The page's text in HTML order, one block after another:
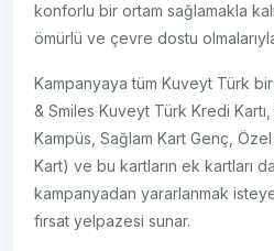
konforlu bir ortam sağlamakla
ömürlü ve çevre dostu
Kampanyaya tüm Kuveyt Türk
& Smiles Kuveyt Türk Kredi
Kampüs, Sağlam Kart Genç, Özel
Kart) ve bu kartların ek kartları
kampanyadan yararlanmak
fırsat yelpazesi sunar.